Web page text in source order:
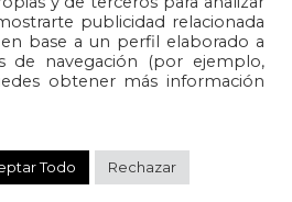
DE COOKIES
CORRECCIONES
los derechos reservados.
publicidad relacionada
base a un perfil elaborado a
de navegación (por ejemplo,
obtener más información
Todo Rechazar